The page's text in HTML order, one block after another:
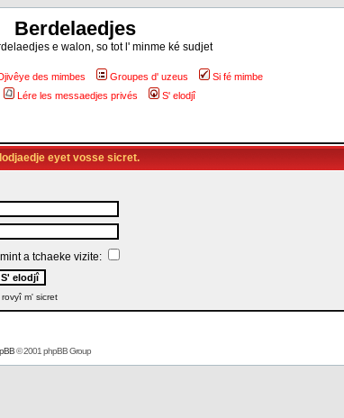
Berdelaedjes
e walon, so tot l' minme ké sudjet
des mimbes Groupes d' uzeus
Si fé mimbe
Lére les messaedjes privés S' elodjî
eyet vosse sicret.
a tchaeke vizite:
rovyî m' sicret
© 2001 phpBB Group